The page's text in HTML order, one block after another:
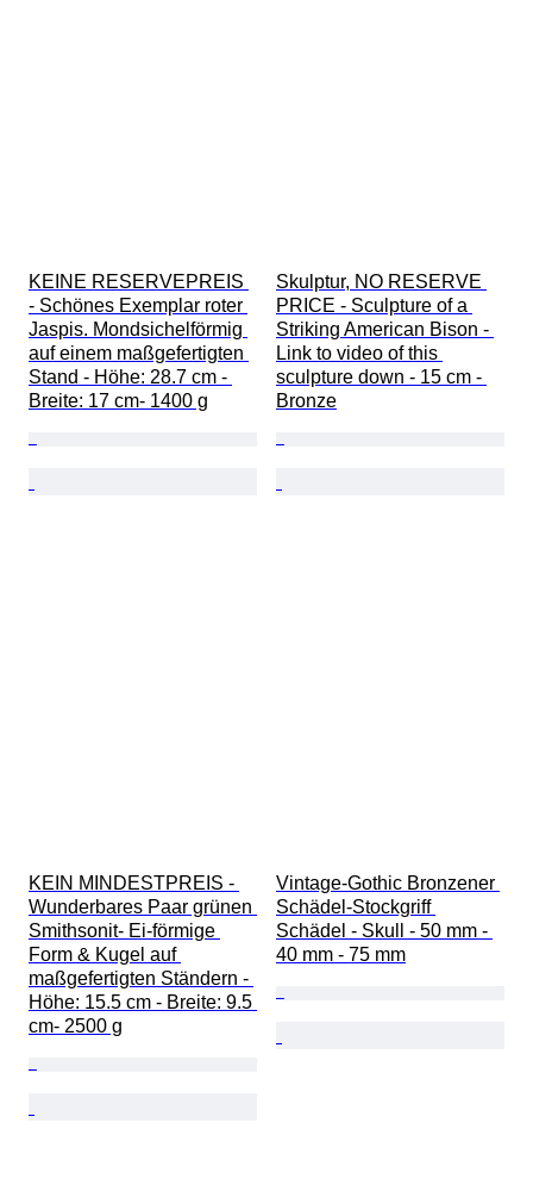
KEINE RESERVEPREIS
- Schönes Exemplar roter
Jaspis. Mondsichelförmig
auf einem maßgefertigten
Stand - Höhe: 28.7 cm -
Breite: 17 cm- 1400 g
Skulptur, NO RESERVE
PRICE - Sculpture of a
Striking American Bison -
Link to video of this
sculpture down - 15 cm -
Bronze
KEIN MINDESTPREIS -
Wunderbares Paar grünen
Smithsonit- Ei-förmige
Form & Kugel auf
maßgefertigten Ständern -
Höhe: 15.5 cm - Breite: 9.5
cm- 2500 g
Vintage-Gothic Bronzener
Schädel-Stockgriff
Schädel - Skull - 50 mm -
40 mm - 75 mm